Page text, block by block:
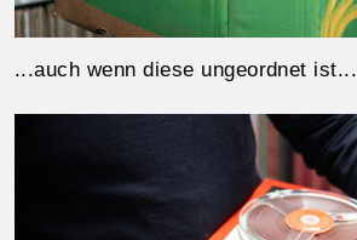
...auch wenn diese ungeordnet ist...